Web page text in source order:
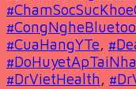
#CuaHangYTe,
#DoHuyetApTaiNha
#DrVietHealth,